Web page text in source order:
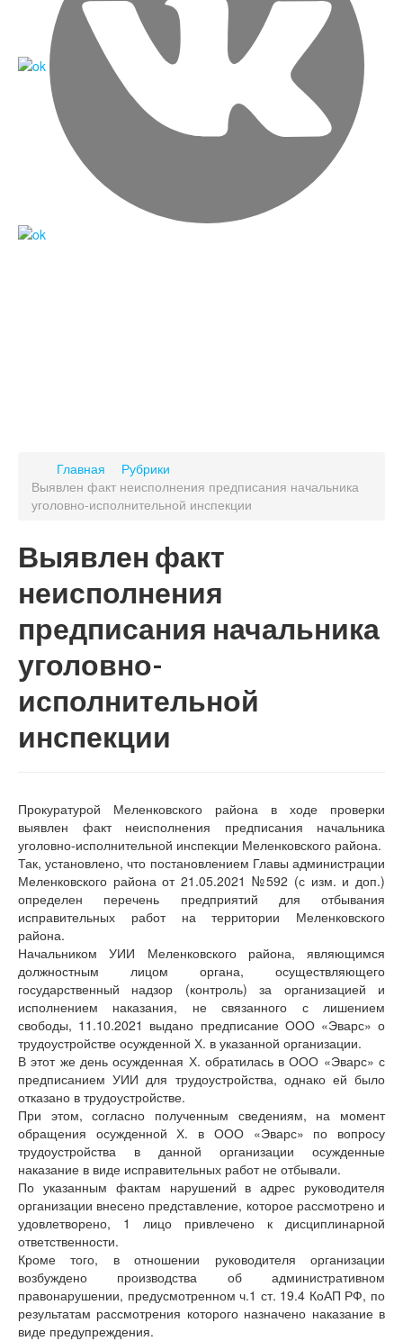
Главная
Рубрики
Выявлен факт неисполнения предписания начальника
уголовно-исполнительной инспекции
Выявлен факт
неисполнения
предписания начальника
уголовно-
исполнительной
инспекции
Прокуратурой Меленковского района в ходе проверки
выявлен факт неисполнения предписания начальника
уголовно-исполнительной инспекции Меленковского района.
Так, установлено, что постановлением Главы администрации
Меленковского района от 21.05.2021 №592 (с изм. и доп.)
определен перечень предприятий для отбывания
исправительных работ на территории Меленковского
района.
Начальником УИИ Меленковского района, являющимся
должностным лицом органа, осуществляющего
государственный надзор (контроль) за организацией и
исполнением наказания, не связанного с лишением
свободы, 11.10.2021 выдано предписание ООО «Эварс» о
трудоустройстве осужденной Х. в указанной организации.
В этот же день осужденная Х. обратилась в ООО «Эварс» с
предписанием УИИ для трудоустройства, однако ей было
отказано в трудоустройстве.
При этом, согласно полученным сведениям, на момент
обращения осужденной Х. в ООО «Эварс» по вопросу
трудоустройства в данной организации осужденные
наказание в виде исправительных работ не отбывали.
По указанным фактам нарушений в адрес руководителя
организации внесено представление, которое рассмотрено и
удовлетворено, 1 лицо привлечено к дисциплинарной
ответственности.
Кроме того, в отношении руководителя организации
возбуждено производства об административном
правонарушении, предусмотренном ч.1 ст. 19.4 КоАП РФ, по
результатам рассмотрения которого назначено наказание в
виде предупреждения.